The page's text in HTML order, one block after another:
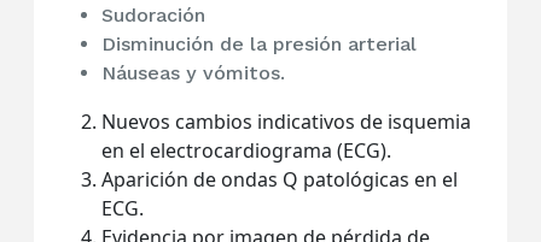
Sudoración
Disminución de la presión arterial
Náuseas y vómitos.
Nuevos cambios indicativos de isquemia
en el electrocardiograma (ECG).
Aparición de ondas Q patológicas en el
ECG.